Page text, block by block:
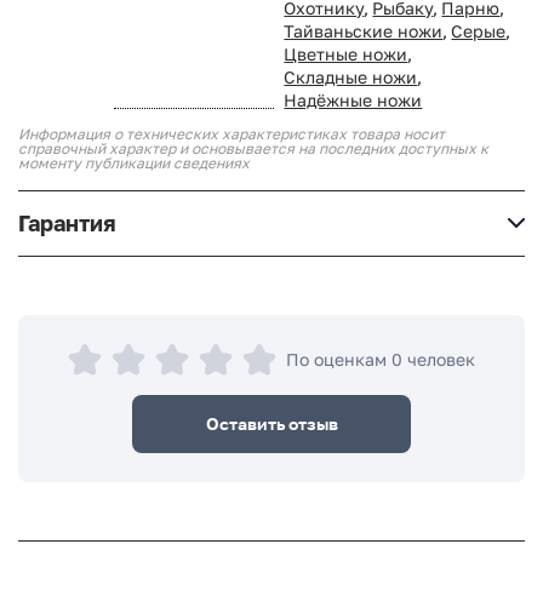
Охотнику, Рыбаку, Парню,
Тайваньские ножи, Серые,
Цветные ножи,
Складные ножи,
Надёжные ножи
Информация о технических характеристиках товара носит
справочный характер и основывается на последних доступных к
моменту публикации сведениях
Гарантия
По оценкам 0 человек
Оставить отзыв